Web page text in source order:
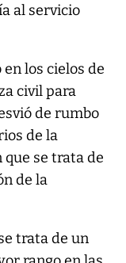
al servicio
los cielos de
civil para
de rumbo
de la
se trata de
de la
trata de un